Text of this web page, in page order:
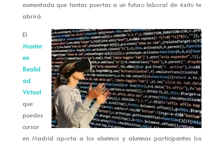
aumentada que tantas puertas a un futuro laboral de éxito te
abrirá.
El
Master
en
Realid
ad
Virtual
que
puedes
cursar
en Madrid aporta a los alumnos y alumnas participantes los